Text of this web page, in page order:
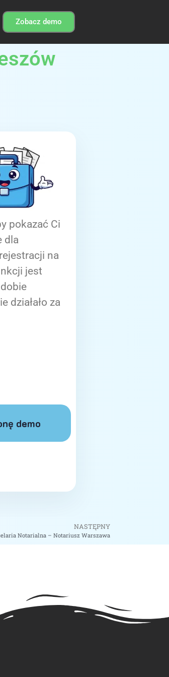
Zobacz demo
pokazać Ci
dla
na
jest
działało za
demo
NASTĘPNY
Notarialna – Notariusz Warszawa